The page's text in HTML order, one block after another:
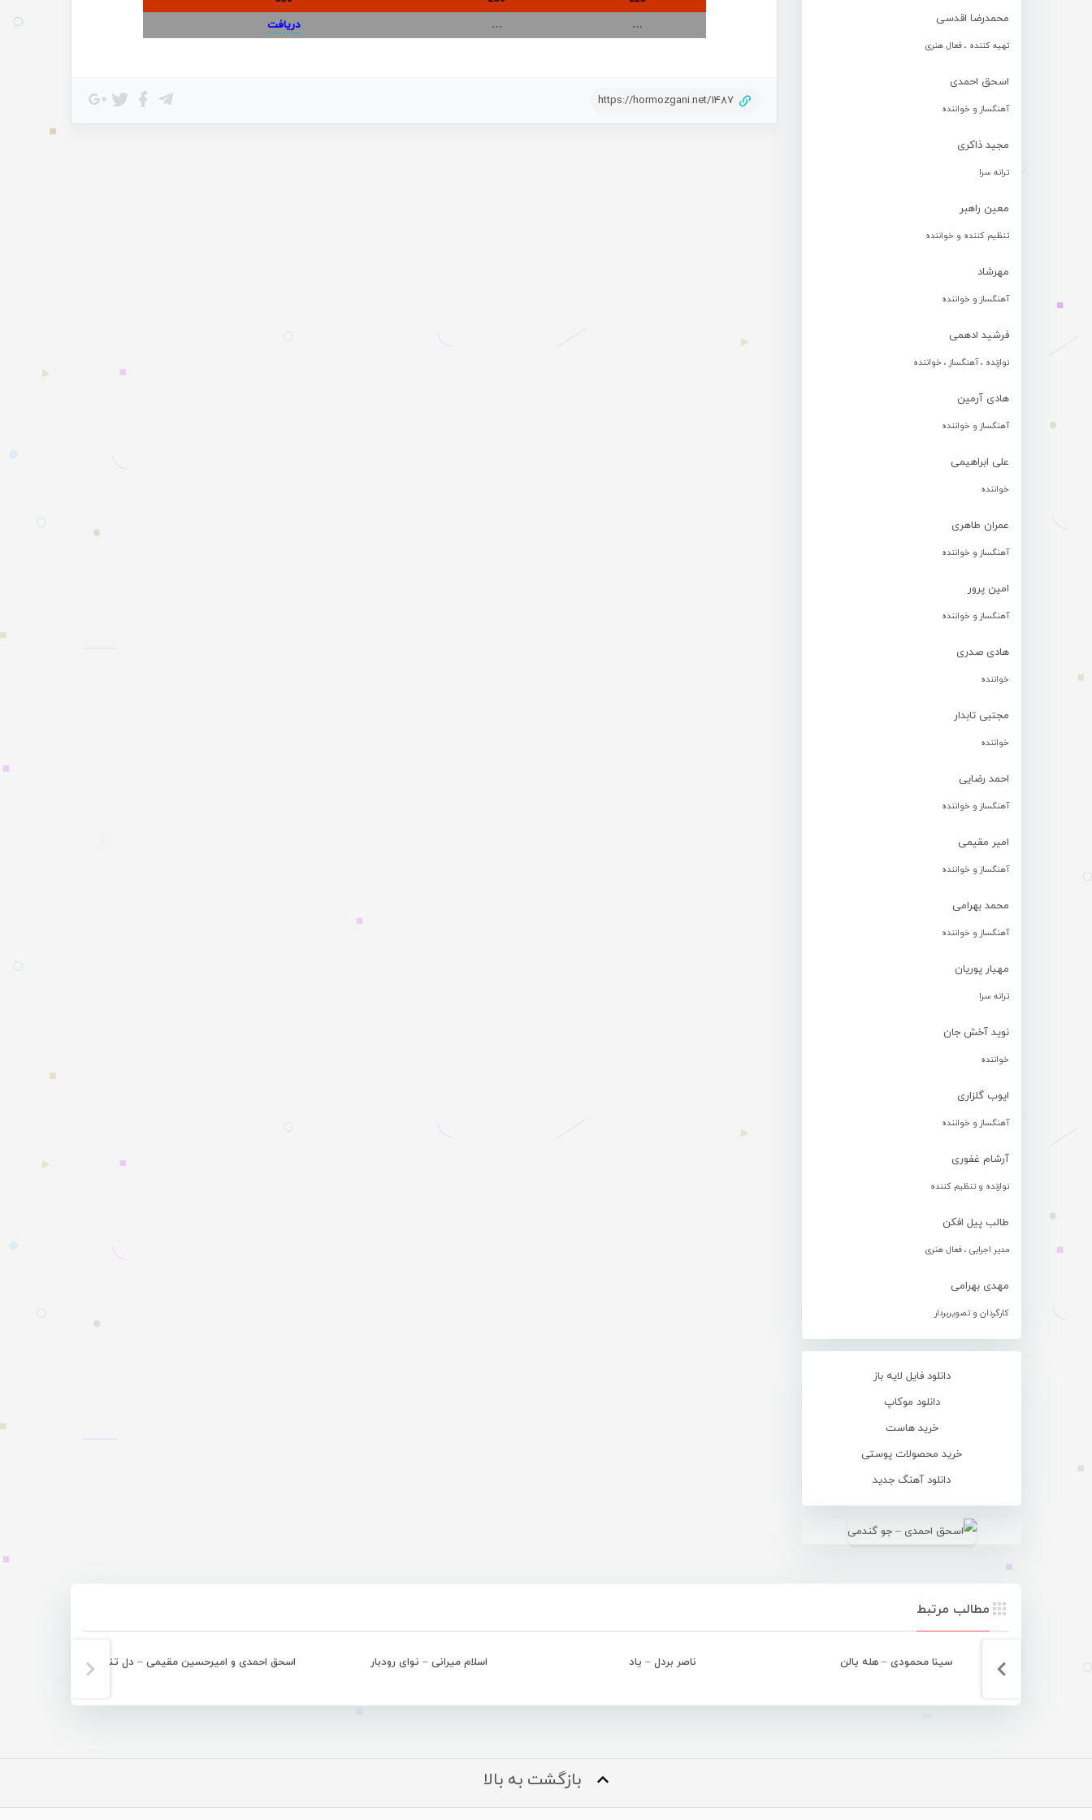
محمدرضا اقدسی
تهیه کننده ، فعال هنری
اسحق احمدی
آهنگساز و خواننده
مجید ذاکری
ترانه سرا
معین راهبر
تنظیم کننده و خواننده
مهرشاد
آهنگساز و خواننده
فرشید ادهمی
نوازنده ، آهنگساز ، خواننده
هادی آرمین
آهنگساز و خواننده
علی ابراهیمی
خواننده
عمران طاهری
آهنگساز و خواننده
امین پرور
آهنگساز و خواننده
هادی صدری
خواننده
مجتبی تابدار
خواننده
احمد رضایی
آهنگساز و خواننده
امیر مقیمی
آهنگساز و خواننده
محمد بهرامی
آهنگساز و خواننده
مهیار پوریان
ترانه سرا
نوید آخش جان
خواننده
ایوب گلزاری
آهنگساز و خواننده
آرشام غفوری
نوازنده و تنظیم کننده
طالب پیل افکن
مدیر اجرایی ، فعال هنری
مهدی بهرامی
کارگردان و تصویربردار
دانلود فایل لایه باز
دانلود موکاپ
خرید هاست
خرید محصولات پوستی
دانلود آهنگ جدید
…
… دریافت
https://hormozgani.net/1487
مطالب مرتبط
سینا محمودی – هله یالن ناصر بردل – یاد اسلام میرانی – نوای رودبار اسحق احمدی و امیرحسین مقیمی – دل تنگُم
بازگشت به بالا